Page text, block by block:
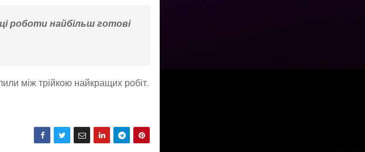
роботи найбільш готові
між трійкою найкращих робіт.